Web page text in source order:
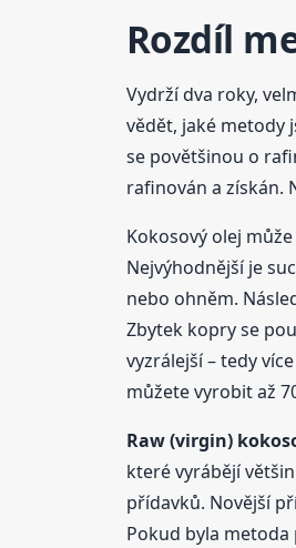
Rozdíl
Vydrží dva roky,
vědět, jaké metody
se povětšinou o
rafinován a získán.
Kokosový olej
Nejvýhodnější je
nebo ohněm.
Zbytek kopry se
vyzrálejší – tedy
můžete vyrobit až
Raw (virgin)
které vyrábějí
přídavků. Novější
Pokud byla metoda